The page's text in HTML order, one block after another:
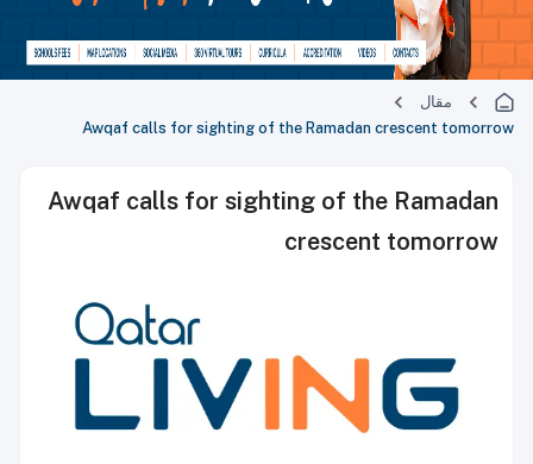
مقال
Awqaf calls for sighting of the Ramadan crescent tomorrow
Awqaf calls for sighting of the Ramadan
crescent tomorrow